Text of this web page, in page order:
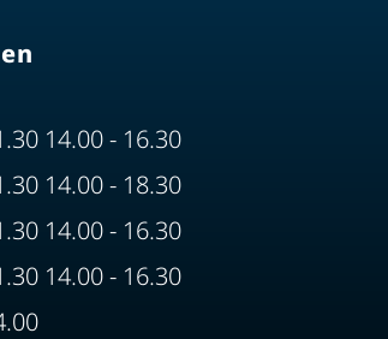
14.00 - 16.30
14.00 - 18.30
14.00 - 16.30
14.00 - 16.30